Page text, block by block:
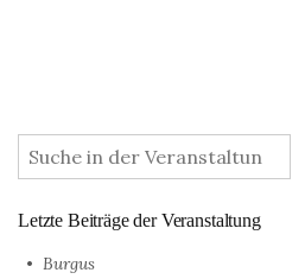
:
Letzte Beiträge der Veranstaltung
Burgus